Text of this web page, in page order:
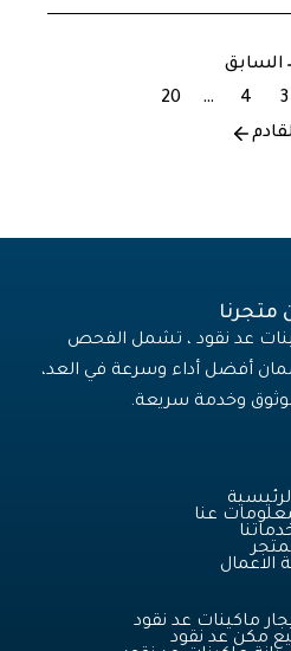
السابق
3
4
…
20
متجرنا
عد نقود ، تشمل الفحص
أفضل أداء وسرعة في العد،
وخدمة سريعة.
عنا
الاعمال
ماكينات عد نقود
مكن عد نقود